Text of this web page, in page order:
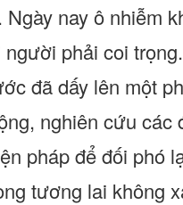
nay ô nhiễm
phải coi
đã dấy lên một
nghiên cứu các
pháp để đối phó
tương lai không